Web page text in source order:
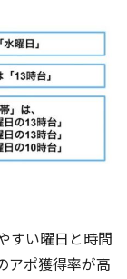
すい曜日と時間
アポ獲得率が高